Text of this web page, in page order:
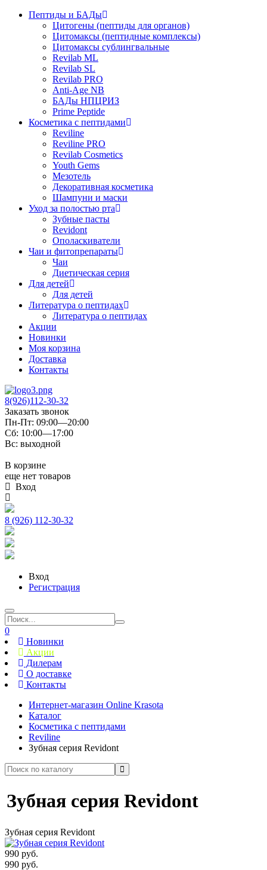
Пептиды и БАДы
Цитогены (пептиды для органов)
Цитомаксы (пептидные комплексы)
Цитомаксы сублингвальные
Revilab ML
Revilab SL
Revilab PRO
Anti-Age NB
БАДы НПЦРИЗ
Prime Peptide
Косметика с пептидами
Reviline
Reviline PRO
Revilab Cosmetics
Youth Gems
Мезотель
Декоративная косметика
Шампуни и маски
Уход за полостью рта
Зубные пасты
Revidont
Ополаскиватели
Чаи и фитопрепараты
Чаи
Диетическая серия
Для детей
Для детей
Литература о пептидах
Литература о пептидах
Акции
Новинки
Моя корзина
Доставка
Контакты
8(926)112-30-32
Заказать звонок
Пн-Пт: 09:00—20:00
Сб: 10:00—17:00
Вс: выходной
В корзине
еще нет товаров
Вход
8 (926) 112-30-32
Вход
Регистрация
0
Новинки
Акции
Дилерам
О доставке
Контакты
Интернет-магазин Online Krasota
Каталог
Косметика с пептидами
Reviline
Зубная серия Revidont
Зубная серия Revidont
Зубная серия Revidont
990 руб.
990 руб.